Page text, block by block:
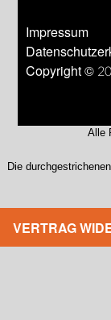
Impressum
Copyright ©
Alle
Die
VERTRAG